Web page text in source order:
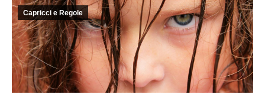
Capricci e Regole